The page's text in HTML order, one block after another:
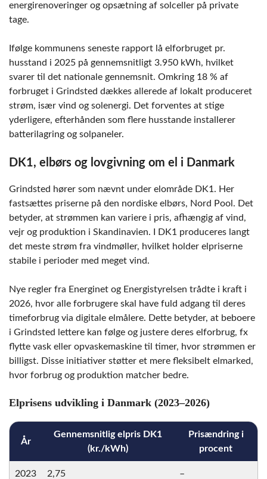
energirenoveringer og opsætning af solceller på private
tage.
Ifølge kommunens seneste rapport lå elforbruget pr.
husstand i 2025 på gennemsnitligt 3.950 kWh, hvilket
svarer til det nationale gennemsnit. Omkring 18 % af
forbruget i Grindsted dækkes allerede af lokalt produceret
strøm, især vind og solenergi. Det forventes at stige
yderligere, efterhånden som flere husstande installerer
batterilagring og solpaneler.
DK1, elbørs og lovgivning om el i Danmark
Grindsted hører som nævnt under elområde DK1. Her
fastsættes priserne på den nordiske elbørs, Nord Pool. Det
betyder, at strømmen kan variere i pris, afhængig af vind,
vejr og produktion i Skandinavien. I DK1 produceres langt
det meste strøm fra vindmøller, hvilket holder elpriserne
stabile i perioder med meget vind.
Nye regler fra Energinet og Energistyrelsen trådte i kraft i
2026, hvor alle forbrugere skal have fuld adgang til deres
timeforbrug via digitale elmålere. Dette betyder, at beboere
i Grindsted lettere kan følge og justere deres elforbrug, fx
flytte vask eller opvaskemaskine til timer, hvor strømmen er
billigst. Disse initiativer støtter et mere fleksibelt elmarked,
hvor forbrug og produktion matcher bedre.
Elprisens udvikling i Danmark (2023–2026)
År
Gennemsnitlig elpris DK1
(kr./kWh)
Prisændring i
procent
2023 2,75 –